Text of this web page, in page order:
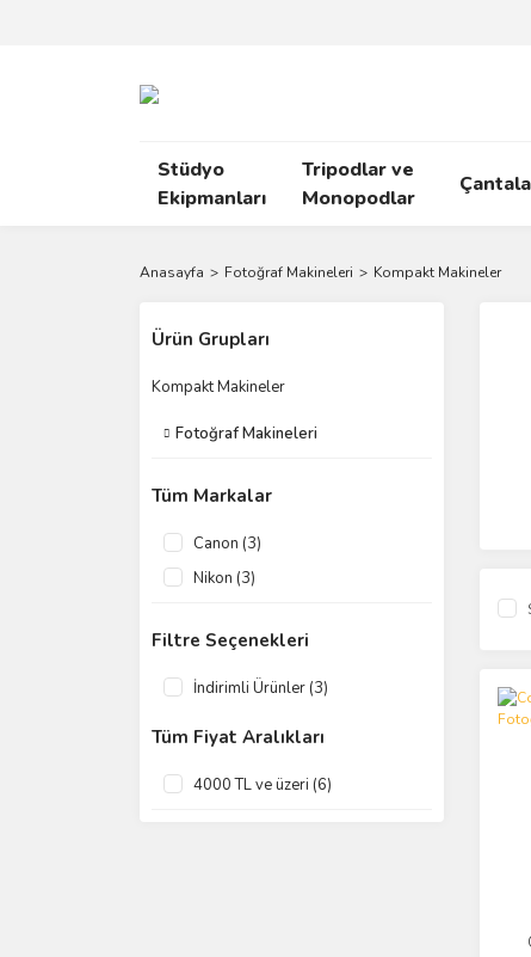
Stüdyo
Ekipmanları
Tripodlar ve
Monopodlar
Anasayfa Fotoğraf Makineleri Kompakt Makineler
Ürün Grupları
Kompakt Makineler
Fotoğraf Makineleri
Tüm Markalar
Canon (3)
Nikon (3)
Filtre Seçenekleri
İndirimli Ürünler (3)
Tüm Fiyat Aralıkları
4000 TL ve üzeri (6)